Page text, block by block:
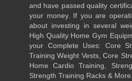
and have passed quality
your money. If you are
about investing in several
High Quality Home Gym
your Complete Uses: Core
Training Weight Vests, Core
Home Cardio Training,
Strength Training Racks & More.